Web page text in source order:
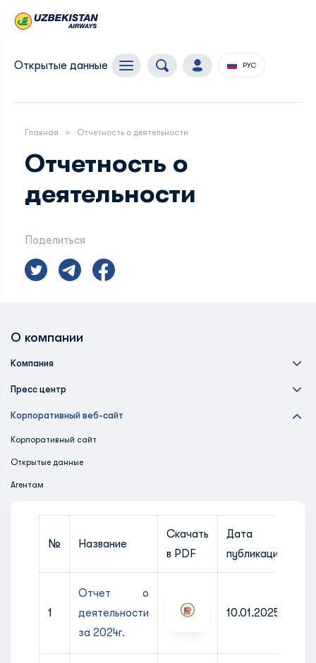
Открытые данные РУС
Главная Отчетность о деятельности
Отчетность о
деятельности
Поделиться
О компании
Компания
Пресс центр
Корпоративный веб-сайт
Корпоративный сайт
Открытые данные
Агентам
№ Название
Скачать
в PDF
Дата
публикации
1
Отчет о
деятельности
за 2024г.
10.01.2025